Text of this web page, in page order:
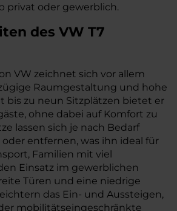
privat oder gewerblich.
des VW T7
VW zeichnet sich vor allem
Raumgestaltung und hohe
bis zu neun Sitzplätzen bietet er
ohne dabei auf Komfort zu
lassen sich je nach Bedarf
entfernen, was ihn ideal für
Familien mit viel
Einsatz im gewerblichen
Türen und eine niedrige
das Ein- und Aussteigen,
mobilitätseingeschränkte